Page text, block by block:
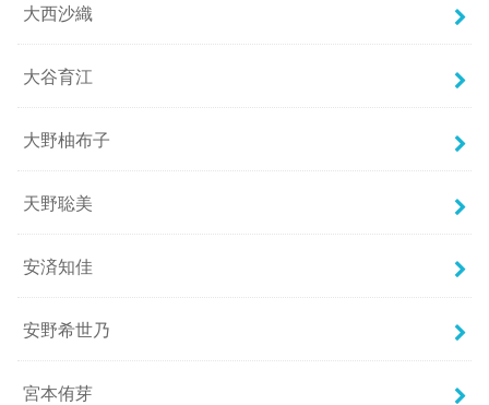
大西沙織
大谷育江
大野柚布子
天野聡美
安済知佳
安野希世乃
宮本侑芽